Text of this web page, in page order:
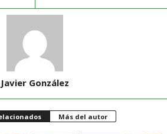
Javier González
Más del autor